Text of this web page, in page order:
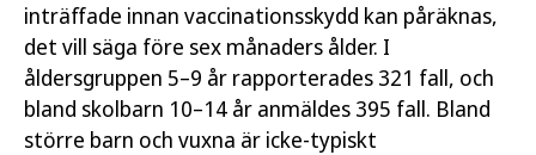
inträffade innan vaccinationsskydd kan påräknas,
det vill säga före sex månaders ålder. I
åldersgruppen 5–9 år rapporterades 321 fall, och
bland skolbarn 10–14 år anmäldes 395 fall. Bland
större barn och vuxna är icke-typiskt